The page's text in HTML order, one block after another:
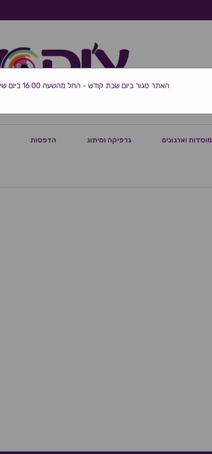
מוסדות וארגונים גרפיקה ומיתוג הדפסות
האתר סגור ביום שבת קודש - החל מהשעה 16:00 ביום שישי ועד לשעה 20:00 במוצאי השבת